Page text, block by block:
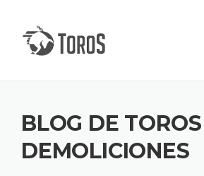
content
BLOG DE TOROS
DEMOLICIONES